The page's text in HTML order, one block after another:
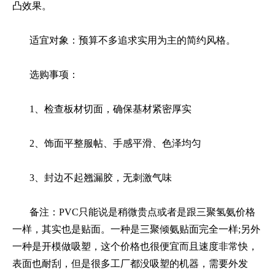
凸效果。
适宜对象：预算不多追求实用为主的简约风格。
选购事项：
1、检查板材切面，确保基材紧密厚实
2、饰面平整服帖、手感平滑、色泽均匀
3、封边不起翘漏胶，无刺激气味
备注：PVC只能说是稍微贵点或者是跟三聚氢氨价格
一样，其实也是贴面。一种是三聚倾氨贴面完全一样;另外
一种是开模做吸塑，这个价格也很便宜而且速度非常快，
表面也耐刮，但是很多工厂都没吸塑的机器，需要外发